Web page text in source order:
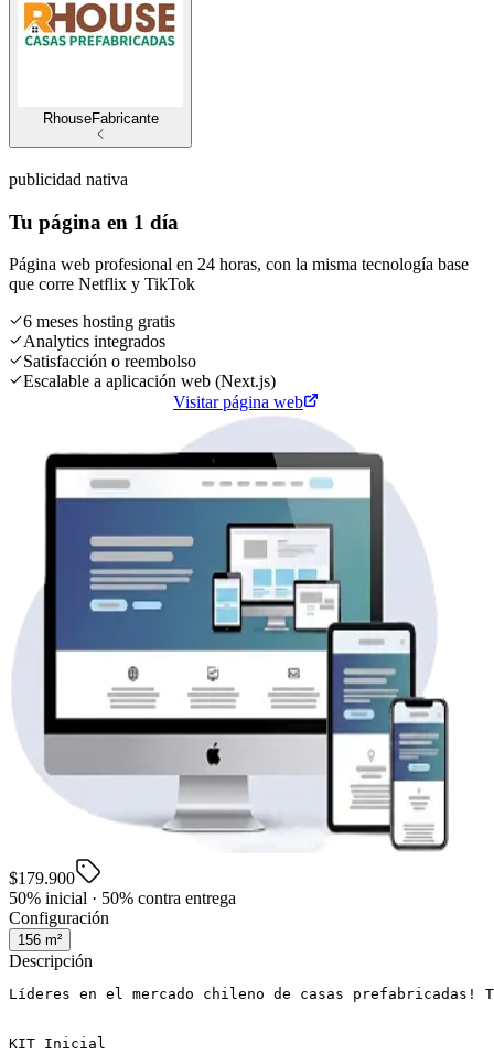
RhouseFabricante
publicidad nativa
Tu página en 1 día
Página web profesional en 24 horas, con la misma tecnología base
que corre Netflix y TikTok
6 meses hosting gratis
Analytics integrados
Satisfacción o reembolso
Escalable a aplicación web (Next.js)
Visitar página web
$179.900
50% inicial · 50% contra entrega
Configuración
156 m²
Descripción
Líderes en el mercado chileno de casas prefabricadas!
KIT Inicial